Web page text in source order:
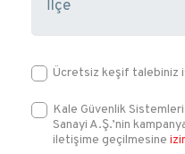
Ücretsiz keşif talebiniz
Kale Güvenlik
Sanayi A.Ş.’nin
iletişime geçilmesine